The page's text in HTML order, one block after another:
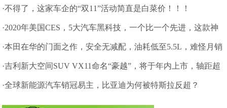
·不得了，这家车企的“双11”活动简直是白菜价！！！
·2020年美国CES，5大汽车黑科技，一个比一个先进，这款神
车已量产
·本田在华的门面之作，安全无减配，油耗低至5.5L，难怪月销
破2万
·吉利新大空间SUV VX11命名“豪越”，将于年内上市，轴距超
汉兰达
·全球新能源汽车销冠易主，比亚迪为何被特斯拉反超？